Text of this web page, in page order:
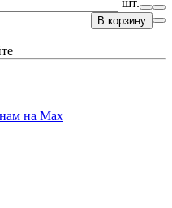
В корзину
на Max